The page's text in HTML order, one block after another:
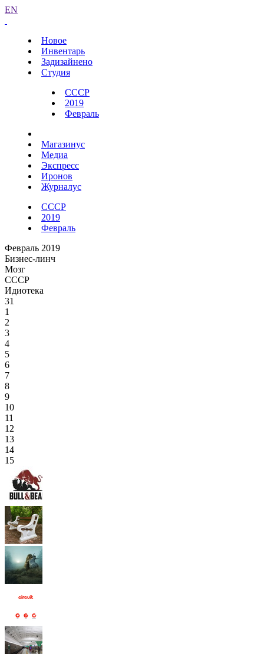
EN
Новое
Инвентарь
Задизайнено
Студия
СССР
2019
Февраль
Магазинус
Медиа
Экспресс
Иронов
Журналус
СССР
2019
Февраль
Февраль 2019
Бизнес-линч
Мозг
СССР
Идиотека
31
1
2
3
4
5
6
7
8
9
10
11
12
13
14
15